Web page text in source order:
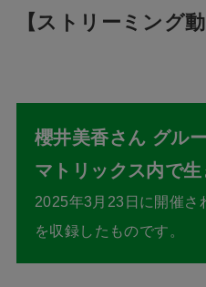
【ストリーミング動
櫻井美香さん グル
マトリックス内で
2025年3月23日に開催さ
を収録したものです。